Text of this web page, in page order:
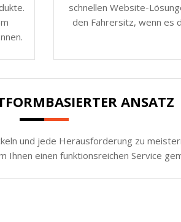
schnellen Website-
den Fahrersitz, wenn es
ANSATZ
und jede Herausforderung zu
einen funktionsreichen Service